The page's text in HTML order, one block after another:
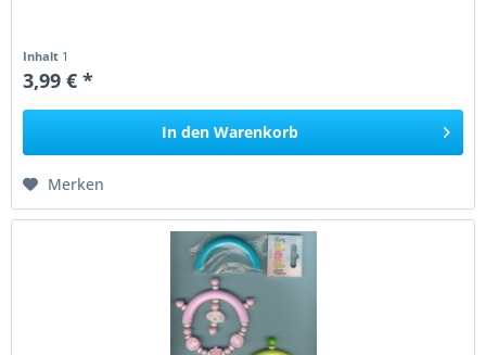
Inhalt 1
3,99 € *
In den Warenkorb
Merken